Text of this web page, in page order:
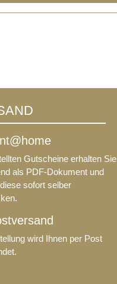
Gutscheine erhalten Sie
als PDF-Dokument und
sofort selber
wird Ihnen per Post